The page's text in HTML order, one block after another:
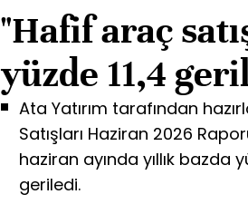
"Hafif araç
yüzde 11,4
Ata Yatırım tarafından
Satışları Haziran 2026
haziran ayında yıllık bazda
geriledi.